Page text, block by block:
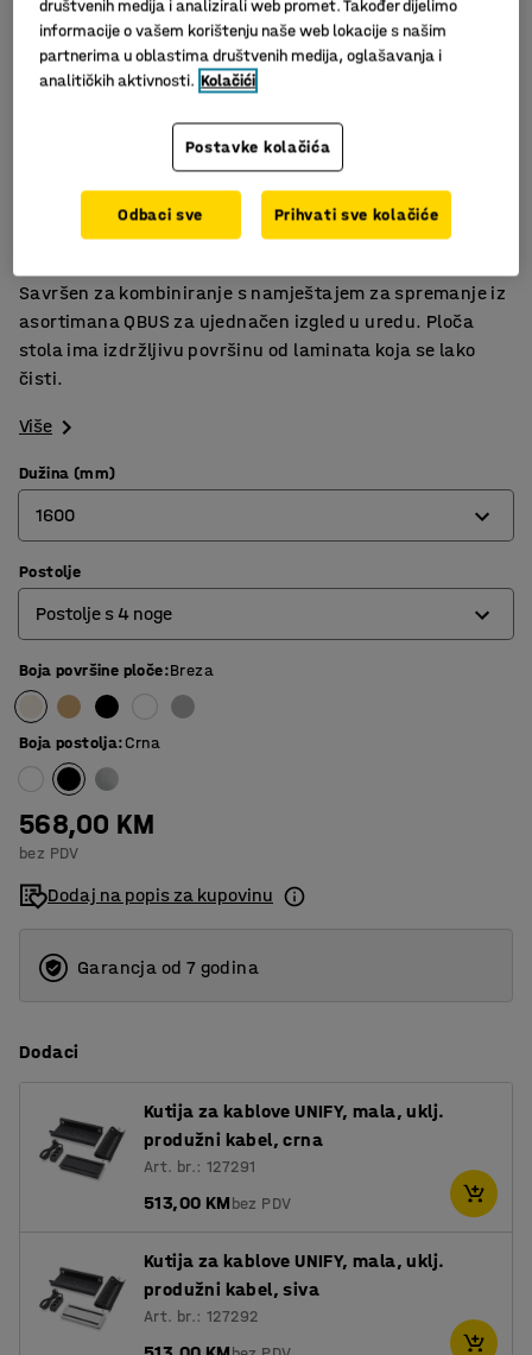
Slični proizvodi
Stabilna konstrukcija
Izdržljiv laminat
Ravna ploča stola
Savršen za kombiniranje s namještajem za spremanje iz
asortimana QBUS za ujednačen izgled u uredu. Ploča
stola ima izdržljivu površinu od laminata koja se lako
čisti.
Više
Dužina (mm)
1600
800
1200
1400
1600
1800
Postolje
Postolje s 4 noge
O-postolje
Postolje s 4 noge
T-postolje
Boja površine ploče:Breza
Boja postolja:Crna
568,00 KM
bez PDV
Dodaj na popis za kupovinu
Garancja od 7 godina
Dodaci
Kutija za kablove UNIFY, mala, uklj.
produžni kabel, crna
Art. br.: 127291
513,00 KMbez PDV
Kutija za kablove UNIFY, mala, uklj.
produžni kabel, siva
Art. br.: 127292
društvenih medija i analizirali web promet. Također dijelimo
informacije o vašem korištenju naše web lokacije s našim
partnerima u oblastima društvenih medija, oglašavanja i
analitičkih aktivnosti. Kolačići
Postavke kolačića
Odbaci sve Prihvati sve kolačiće